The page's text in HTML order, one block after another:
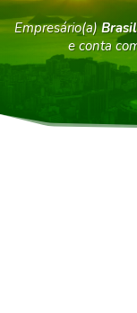
Empresário(a)
e conta